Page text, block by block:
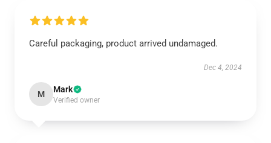
Careful packaging, product arrived undamaged.
Dec 4, 2024
M Mark
Verified owner